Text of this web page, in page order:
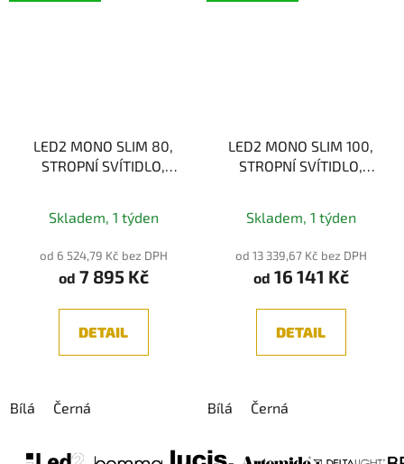
LED2 MONO SLIM 80,
STROPNÍ SVÍTIDLO,
Skladem, 1 týden
od 6 524,79 Kč bez DPH
od 7 895 Kč
DETAIL
Bílá Černá
LED2 MONO SLIM 100,
STROPNÍ SVÍTIDLO,
Skladem, 1 týden
od 13 339,67 Kč bez DPH
od 16 141 Kč
DETAIL
Bílá Černá